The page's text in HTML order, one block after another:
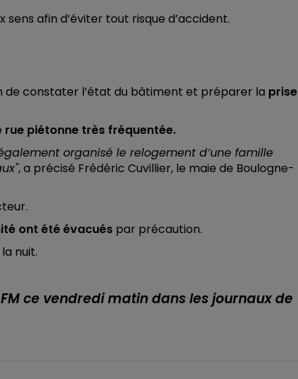
sens afin d’éviter tout risque d’accident.
de constater l’état du bâtiment et préparer la prise
rue piétonne très fréquentée.
organisé le relogement d’une famille
, a précisé Frédéric Cuvillier, le maie de Boulogne-
ont été évacués par précaution.
nuit.
ce vendredi matin dans les journaux de